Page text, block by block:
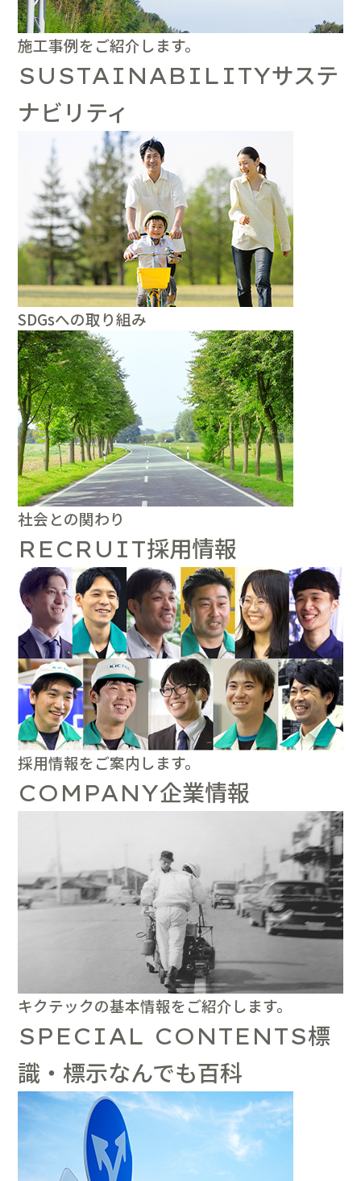
施工事例をご紹介します。
SUSTAINABILITYサステ
ナビリティ
SDGsへの取り組み
社会との関わり
RECRUIT採用情報
採用情報をご案内します。
COMPANY企業情報
キクテックの基本情報をご紹介します。
SPECIAL CONTENTS標
識・標示なんでも百科